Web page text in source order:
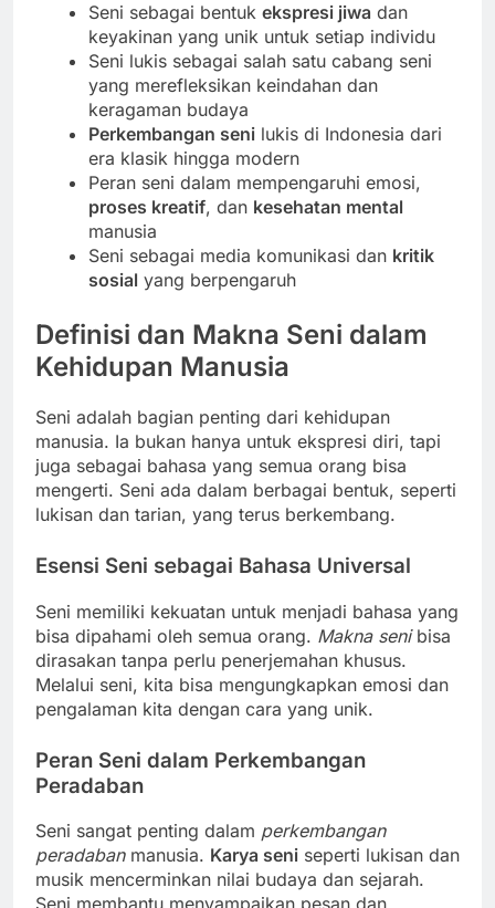
Seni sebagai bentuk ekspresi jiwa dan
keyakinan yang unik untuk setiap individu
Seni lukis sebagai salah satu cabang seni
yang merefleksikan keindahan dan
keragaman budaya
Perkembangan seni lukis di Indonesia dari
era klasik hingga modern
Peran seni dalam mempengaruhi emosi,
proses kreatif, dan kesehatan mental
manusia
Seni sebagai media komunikasi dan kritik
sosial yang berpengaruh
Definisi dan Makna Seni dalam
Kehidupan Manusia
Seni adalah bagian penting dari kehidupan
manusia. Ia bukan hanya untuk ekspresi diri, tapi
juga sebagai bahasa yang semua orang bisa
mengerti. Seni ada dalam berbagai bentuk, seperti
lukisan dan tarian, yang terus berkembang.
Esensi Seni sebagai Bahasa Universal
Seni memiliki kekuatan untuk menjadi bahasa yang
bisa dipahami oleh semua orang. Makna senibisa
dirasakan tanpa perlu penerjemahan khusus.
Melalui seni, kita bisa mengungkapkan emosi dan
pengalaman kita dengan cara yang unik.
Peran Seni dalam Perkembangan
Peradaban
Seni sangat penting dalam perkembangan
peradabanmanusia. Karya seni seperti lukisan dan
musik mencerminkan nilai budaya dan sejarah.